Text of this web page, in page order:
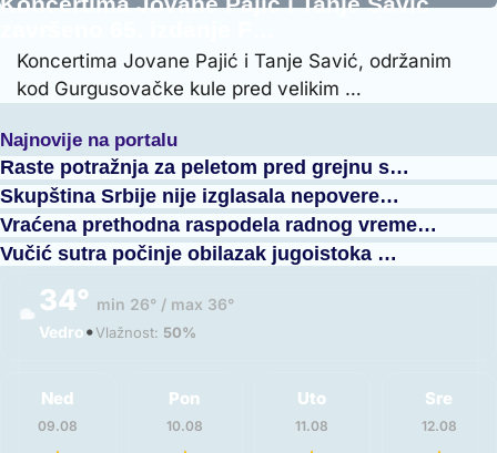
Koncertima Jovane Pajić i Tanje Savić, održanim
kod Gurgusovačke kule pred velikim …
Najnovije na portalu
Raste potražnja za peletom pred grejnu s…
Skupština Srbije nije izglasala nepovere…
Vraćena prethodna raspodela radnog vreme…
Vučić sutra počinje obilazak jugoistoka …
34° min 26° / max 36°
Vedro•Vlažnost: 50%
Ned
09.08
Pon
10.08
Uto
11.08
Sre
12.08